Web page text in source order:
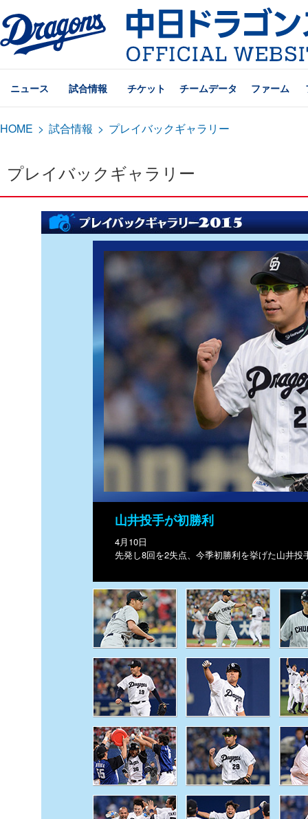
ニュース 試合情報 チケット チームデータ ファーム
HOME > 試合情報 > プレイバックギャラリー
プレイバックギャラリー
山井投手が初勝利
4月10日
先発し8回を2失点、今季初勝利を挙げた山井投